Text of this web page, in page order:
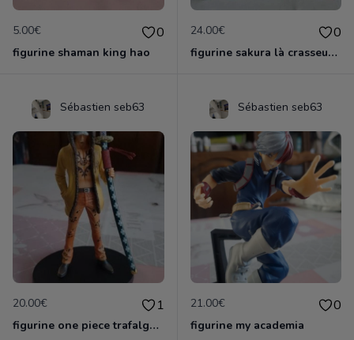
5.00€ 0
figurine shaman king hao
24.00€ 0
figurine sakura là crasseuse de cartes
Sébastien seb63
20.00€ 1
figurine one piece trafalga law officielle
Sébastien seb63
21.00€ 0
figurine my academia